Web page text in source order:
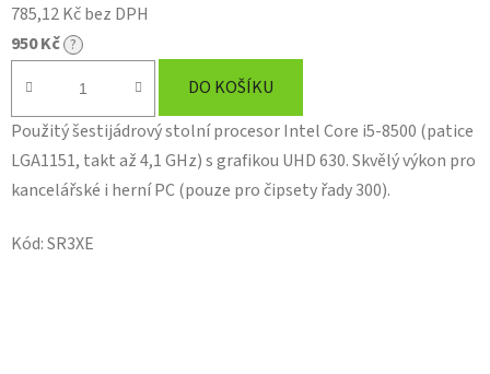
785,12 Kč bez DPH
950 Kč ?
DO KOŠÍKU
Použitý šestijádrový stolní procesor Intel Core i5-8500 (patice
LGA1151, takt až 4,1 GHz) s grafikou UHD 630. Skvělý výkon pro
kancelářské i herní PC (pouze pro čipsety řady 300).
Kód:SR3XE